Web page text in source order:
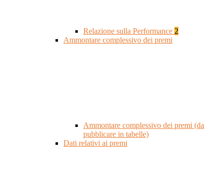
Relazione sulla Performance 2
Ammontare complessivo dei premi
Ammontare complessivo dei premi (da
pubblicare in tabelle)
Dati relativi ai premi